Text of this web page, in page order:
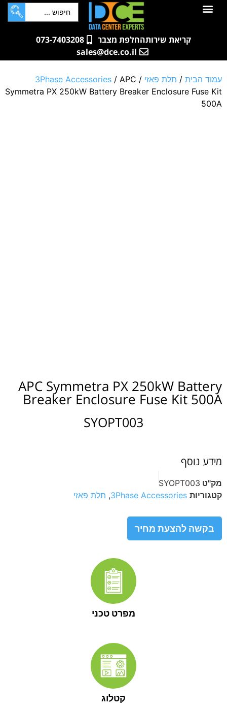
לתוכן
קריאת שירותהחלפת מצבר
073-7403208
sales@dce.co.il
עמוד הבית / תלת פאזי /
3Phase Accessories / APC
Symmetra PX 250kW Battery Breaker Enclosure Fuse Kit
500A
APC Symmetra PX 250kW Battery
Breaker Enclosure Fuse Kit 500A
SYOPT003
מידע נוסף
מק"ט SYOPT003
קטגוריות 3Phase Accessories
, תלת פאזי
בקשה להצעת מחיר
מפרט טכני
קטלוג